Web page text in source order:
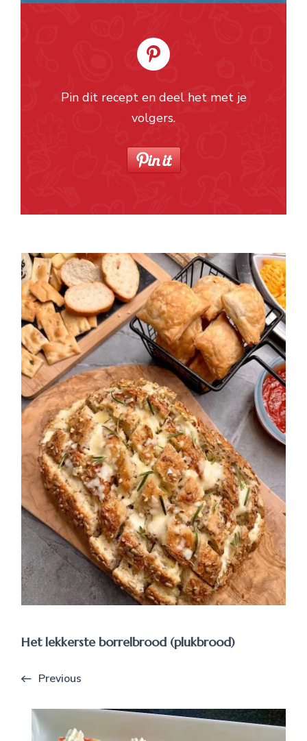
Pin dit recept en deel het met je
volgers.
Het lekkerste borrelbrood (plukbrood)
Previous